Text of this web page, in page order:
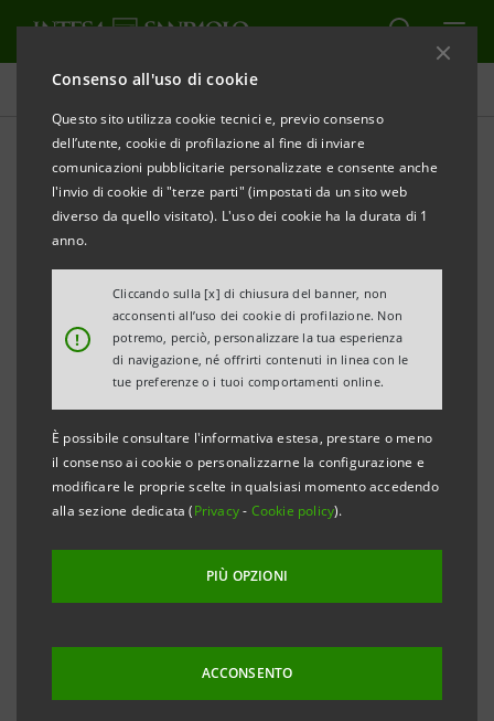
Consenso all'uso di cookie
Questo sito utilizza cookie tecnici e, previo consenso
dell’utente, cookie di profilazione al fine di inviare
comunicazioni pubblicitarie personalizzate e consente anche
l'invio di cookie di "terze parti" (impostati da un sito web
diverso da quello visitato). L'uso dei cookie ha la durata di 1
anno.
!
Cliccando sulla [x] di chiusura del banner, non
acconsenti all’uso dei cookie di profilazione. Non
potremo, perciò, personalizzare la tua esperienza
di navigazione, né offrirti contenuti in linea con le
tue preferenze o i tuoi comportamenti online.
È possibile consultare l'informativa estesa, prestare o meno
il consenso ai cookie o personalizzarne la configurazione e
modificare le proprie scelte in qualsiasi momento accedendo
alla sezione dedicata (Privacy- Cookie policy).
PIÙ OPZIONI
ACCONSENTO
Comunicati stampa
STAMPA AGGIORNA
COMUNICATO STAMPA
DA INTESA SANPAOLO-CARISBO
Finanziamenti a condizioni agevolate e iter
semplificato
Piacenza, 16 settembre 2015. Intesa Sanpaolo e Carisbo
hanno stanziato un plafond di 7,5 milioni di euro per
finanziamenti a condizioni agevolate destinati alle
imprese, ai piccoli artigiani, ai commercianti e alle
causa dal maltempo che ha colpito in questi giorni le
valli del Nure e del Trebbia e i territori circostanti.
L’iniziativa è rivolta a tutti i comuni colpiti dalla forte
perturbazione.